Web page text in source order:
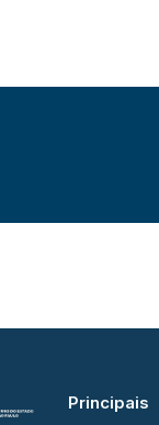
Principais